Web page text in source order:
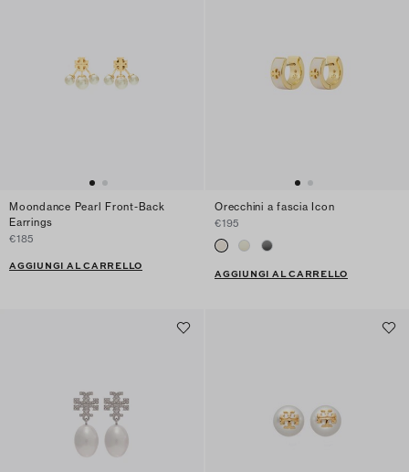
Moondance Pearl Front-Back
Earrings
€185
AGGIUNGI AL CARRELLO
Orecchini a fascia Icon
€195
AGGIUNGI AL CARRELLO